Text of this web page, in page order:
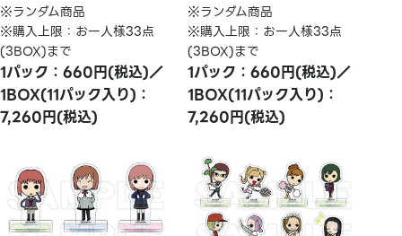
※ランダム商品
※購入上限：お一人様33点
(3BOX)まで
1パック：660円(税込)／
1BOX(11パック入り)：
7,260円(税込)
※ランダム商品
※購入上限：お一人様33点
(3BOX)まで
1パック：660円(税込)／
1BOX(11パック入り)：
7,260円(税込)